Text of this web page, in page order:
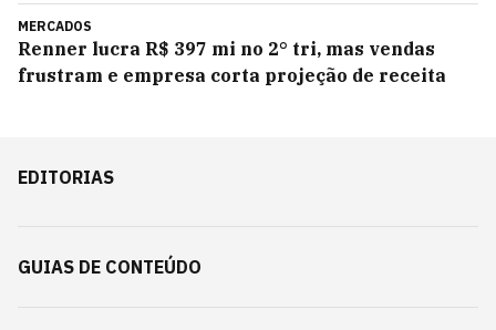
MERCADOS
Renner lucra R$ 397 mi no 2° tri, mas vendas
frustram e empresa corta projeção de receita
EDITORIAS
GUIAS DE CONTEÚDO